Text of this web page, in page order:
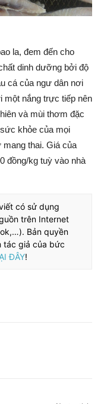
la, đem đến cho
dinh dưỡng bởi độ
cá của ngư dân nơi
một nắng trực tiếp nên
và mùi thơm đặc
khỏe của mọi
thai. Giá của
đồng/kg tuỳ vào nhà
có sử dụng
trên Internet
Bản quyền
tác giả của bức
ĐÂY!